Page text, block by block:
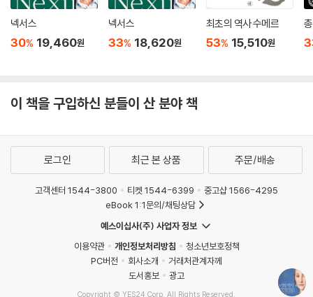
다움이 그저 "보기 좋은 떡"이 아닌, 다른 것과의 차별화에서 성공할 수 있
는 경쟁력이자 곧 자본이 되는 시대에 우리는 살고 있다. 돈을 주고 아름다
움을 살 수 있는 시대, 그런 만큼 아름답지 않은 것에 대한 혐오와 가치 절
하는 갈수록 심각해져 가지만, 한편에서는 기괴하고 아름답지 않은 것들이
사람들의 호기심을 자극해 또 다른 경쟁력이 되고, 새로운 미적 가치를
만들어 내기도 한다. 정도와 방법의 차이는 있을지 몰라도 이것이 인류가
미적 취향을 발전시켜 온 역사였음을 우리는 에코의 『추의 역사』를 통해
넥서스
30% 19,460원
넥서스
33% 18,620원
최초의 역사 수메르
53% 15,510원
이 책을 구입하신 분들이 산 분야 책
로그인 최근 본 상품 주문/배송
고객센터 1544-3800 티켓 1544-6399
중고샵 1566-4295
eBook 1:1문의/채팅상담
예스이십사(주) 사업자 정보
이용약관
개인정보처리방침
청소년보호정책
PC버전
회사소개
거래처관계자께
도서홍보
광고
Copyright © YES24 Corp. All Rights Reserved.